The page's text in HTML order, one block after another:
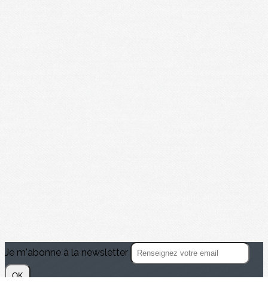
Je m'abonne à la newsletter
OK